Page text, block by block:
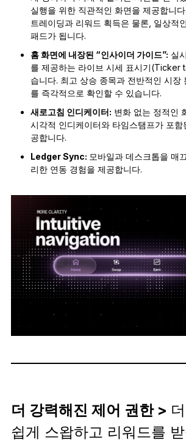
실행을 위한 직관적인 화면을 제공합니
트레이딩과 리워드 획득은 물론, 일상적
패드가 됩니다.
홈 화면에 내장된 “인사이더 가이드”: 실
를 제공하는 라이브 시세 표시기(Ticker
습니다. 최고 상승 종목과 전반적인 시장
를 즉각적으로 확인할 수 있습니다.
새로고침 인디케이터: 변화 없는 정적인
시각적 인디케이터와 타임스탬프가 포함
공합니다.
Ledger Sync: 모바일과 데스크톱을 매
리한 연동 경험을 제공합니다.
더 강력해진 제어 권한 >
쉽게 스왑하고 리워드를